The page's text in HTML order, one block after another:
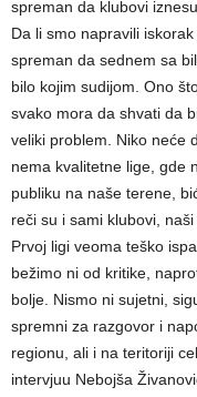
spreman da klubovi
Da li smo napravili
spreman da sednem sa
bilo kojim sudijom. Ono
svako mora da shvati da
veliki problem. Niko neće
nema kvalitetne lige, gde
publiku na naše terene,
reči su i sami klubovi,
Prvoj ligi veoma teško
bežimo ni od kritike,
bolje. Nismo ni sujetni,
spremni za razgovor i
regionu, ali i na teritoriji
intervjuu Nebojša